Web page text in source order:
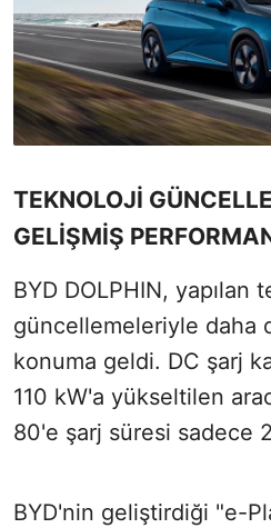
TEKNOLOJİ
GELİŞMİŞ
BYD DOLPHIN, yapılan
güncellemeleriyle daha
konuma geldi. DC şarj
110 kW'a yükseltilen
80'e şarj süresi sadece
BYD'nin geliştirdiği "e-